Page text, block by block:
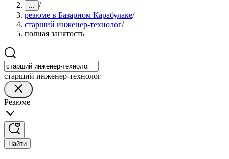
... /
резюме в Базарном Карабулаке/
старший инженер-технолог/
полная занятость
старший инженер-технолог
Резюме
Найти